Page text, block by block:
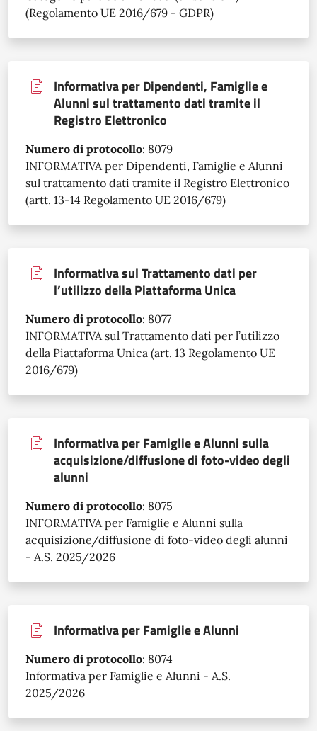
(Regolamento UE 2016/679 - GDPR)
Informativa per Dipendenti, Famiglie e
Alunni sul trattamento dati tramite il
Registro Elettronico
Numero di protocollo: 8079
INFORMATIVA per Dipendenti, Famiglie e Alunni
sul trattamento dati tramite il Registro Elettronico
(artt. 13-14 Regolamento UE 2016/679)
Informativa sul Trattamento dati per
l’utilizzo della Piattaforma Unica
Numero di protocollo: 8077
INFORMATIVA sul Trattamento dati per l’utilizzo
della Piattaforma Unica (art. 13 Regolamento UE
2016/679)
Informativa per Famiglie e Alunni sulla
acquisizione/diffusione di foto-video degli
alunni
Numero di protocollo: 8075
INFORMATIVA per Famiglie e Alunni sulla
acquisizione/diffusione di foto-video degli alunni
- A.S. 2025/2026
Informativa per Famiglie e Alunni
Numero di protocollo: 8074
Informativa per Famiglie e Alunni - A.S.
2025/2026